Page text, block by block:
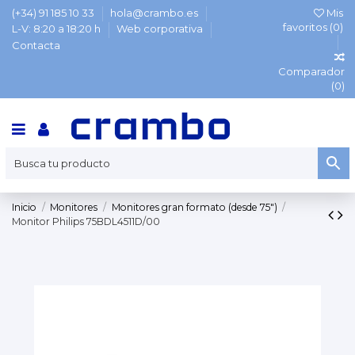
(+34) 91 185 10 33
hola@crambo.es
L-V: 8:20 a 18:20 h
Web corporativa
Contacta
Mis
favoritos (0)
Comparador
(0)
Inicio Monitores
Monitores gran formato (desde 75")
Monitor Philips 75BDL4511D/00